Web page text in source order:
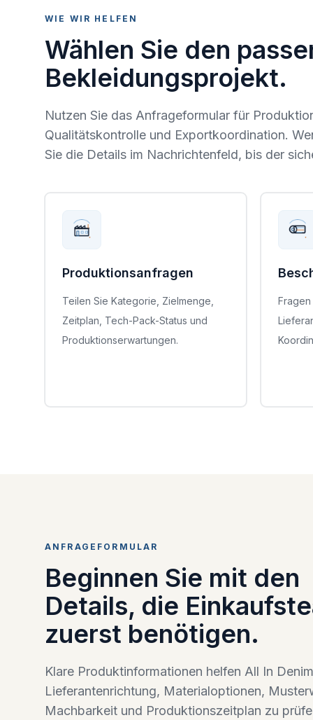
WIE WIR HELFEN
Wählen Sie den
Bekleidungsprojekt.
Nutzen Sie das Anfrageformular für
Qualitätskontrolle und Exportkoordination.
Sie die Details im Nachrichtenfeld, bis der
Produktionsanfragen
Teilen Sie Kategorie, Zielmenge,
Zeitplan, Tech-Pack-Status und
Produktionserwartungen.
ANFRAGEFORMULAR
Beginnen Sie mit den
Details, die
zuerst benötigen.
Klare Produktinformationen helfen All In
Lieferantenrichtung, Materialoptionen,
Machbarkeit und Produktionszeitplan zu